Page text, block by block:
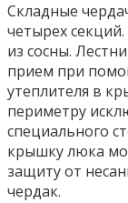
Складные
четырех
из сосны.
прием при
утеплителя в
периметру
специального
крышку люка
защиту от
чердак.